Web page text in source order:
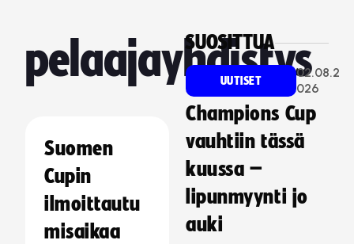
pelaajayhdistys
Suomen
Cupin
ilmoittautu
misaikaa
SUOSITTUA
UUTISET
02.08.2
026
Champions Cup
vauhtiin tässä
kuussa –
lipunmyynti jo
auki